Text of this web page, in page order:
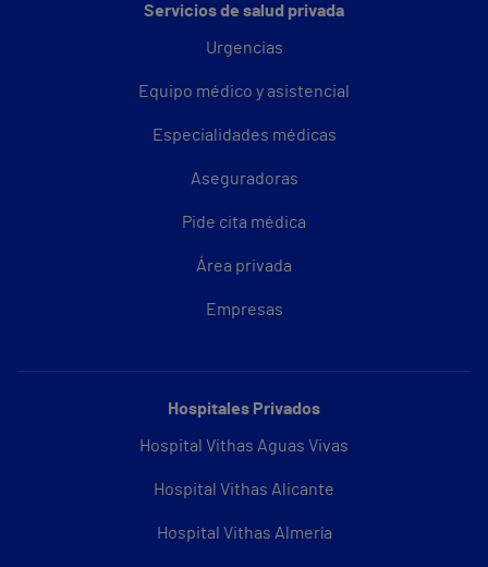
Servicios de salud privada
Urgencias
Equipo médico y asistencial
Especialidades médicas
Aseguradoras
Pide cita médica
Área privada
Empresas
Hospitales Privados
Hospital Vithas Aguas Vivas
Hospital Vithas Alicante
Hospital Vithas Almería